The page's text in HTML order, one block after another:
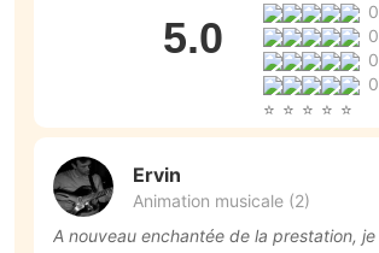
5.0
0
0
0
0
Ervin
Animation musicale (2)
A nouveau enchantée de la prestation, je